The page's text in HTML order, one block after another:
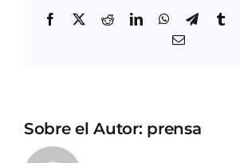
Facebook
X RedditLinkedInWhatsApp
Telegram
Correo
Sobre el Autor: prensa